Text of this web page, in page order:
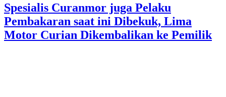
Spesialis Curanmor juga Pelaku
Pembakaran saat ini Dibekuk, Lima
Motor Curian Dikembalikan ke Pemilik